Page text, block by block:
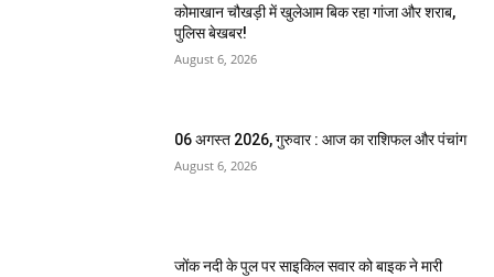
कोमाखान चौखड़ी में खुलेआम बिक रहा गांजा और शराब,
पुलिस बेखबर!
August 6, 2026
06 अगस्त 2026, गुरुवार : आज का राशिफल और पंचांग
August 6, 2026
जोंक नदी के पुल पर साइकिल सवार को बाइक ने मारी